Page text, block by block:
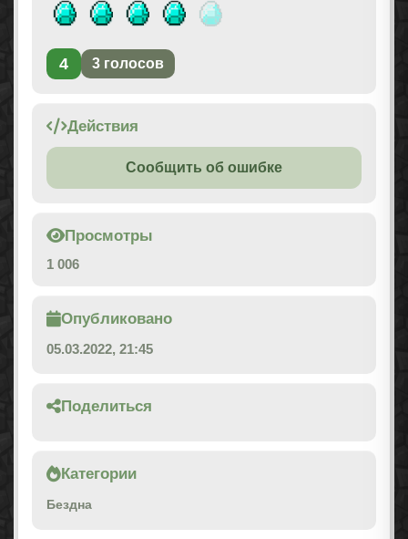
4 3 голосов
Действия
Сообщить об ошибке
Просмотры
1 006
Опубликовано
05.03.2022, 21:45
Поделиться
Категории
Бездна